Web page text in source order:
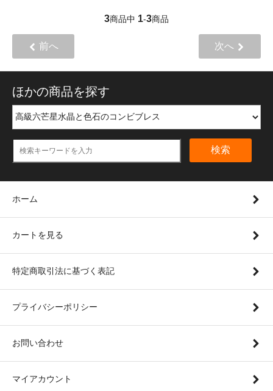
3商品中 1-3商品
前へ 次へ
ほかの商品を探す
検索
ホーム
カートを見る
特定商取引法に基づく表記
プライバシーポリシー
お問い合わせ
マイアカウント